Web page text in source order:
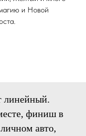
и Новой
линейный.
финиш в
авто,